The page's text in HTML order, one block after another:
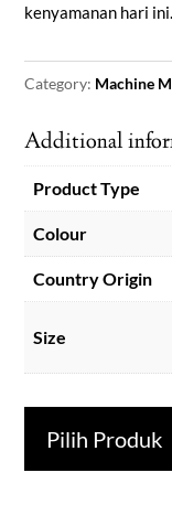
kenyamanan hari ini.
Category: Machine
Additional
Product Type
Colour
Country Origin
Size
Pilih Produk